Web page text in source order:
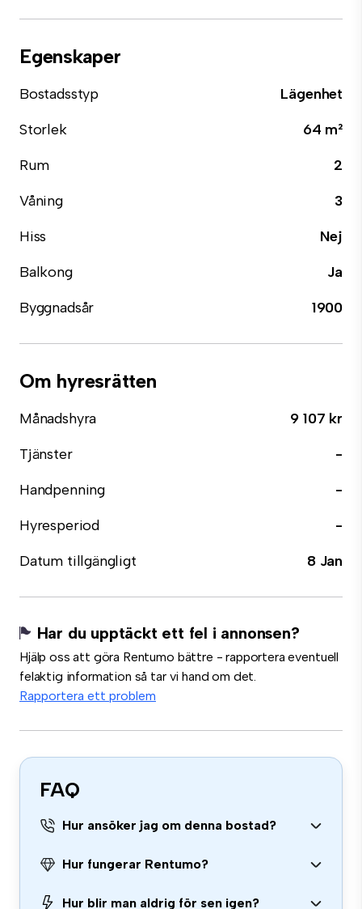
Egenskaper
Bostadsstyp
Lägenhet
Storlek
64 m²
Rum
2
Våning
3
Hiss
Nej
Balkong
Ja
Byggnadsår
1900
Om hyresrätten
Månadshyra
9 107 kr
Tjänster
-
Handpenning
-
Hyresperiod
-
Datum tillgängligt
8 Jan
Har du upptäckt ett fel i annonsen?
Hjälp oss att göra Rentumo bättre - rapportera eventuell
felaktig information så tar vi hand om det.
Rapportera ett problem
FAQ
Hur ansöker jag om denna bostad?
Hur fungerar Rentumo?
Hur blir man aldrig för sen igen?